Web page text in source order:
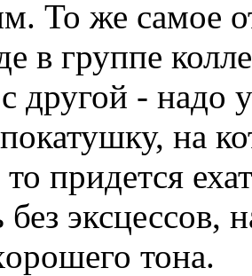
То же самое
в группе
другой - надо
на
то придется
эксцессов,
тона.